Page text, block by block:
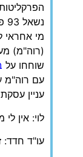
נשאל 93 פעמים על רוה"מ.
מי אחראי
(רוה"מ)
שוחחו על
עם רוה"מ
עניין
לוי: אין לי
עו"ד חדד: